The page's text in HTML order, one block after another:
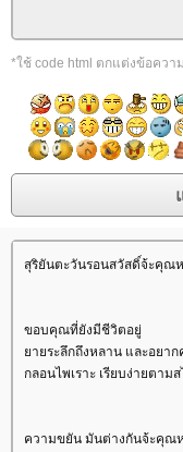
*ใช้ code html ตกแต่งข้อควา
สุริยันตะวันรอนสวัสดิ์จ้ะคุณ
ขอบคุณที่ยังมีชีวิตอยู่
ายระลึกถึงหลาน และอยาก
กลอนไพเราะ เรียบง่ายตาม
ความขยัน มันต่างกันจ้ะคุณ